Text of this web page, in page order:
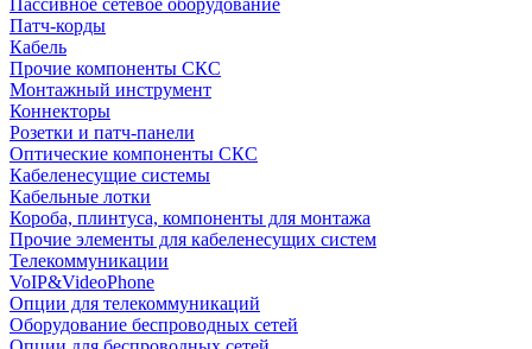
Пассивное сетевое оборудование
Патч-корды
Кабель
Прочие компоненты СКС
Монтажный инструмент
Коннекторы
Розетки и патч-панели
Оптические компоненты СКС
Кабеленесущие системы
Кабельные лотки
Короба, плинтуса, компоненты для монтажа
Прочие элементы для кабеленесущих систем
Телекоммуникации
VoIP&VideoPhone
Опции для телекоммуникаций
Оборудование беспроводных сетей